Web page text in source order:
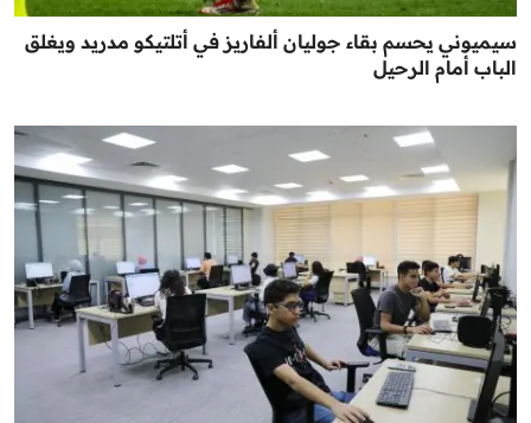
سيميوني يحسم بقاء جوليان ألفاريز في أتلتيكو مدريد ويغلق
الباب أمام الرحيل